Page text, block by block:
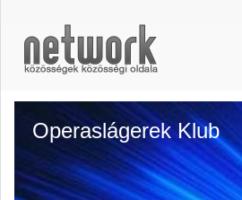
Operaslágerek Klub